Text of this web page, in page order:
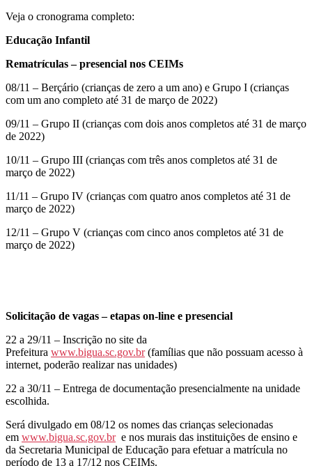
Veja o cronograma completo:
Educação Infantil
Rematrículas – presencial nos CEIMs
08/11 – Berçário (crianças de zero a um ano) e Grupo I (crianças
com um ano completo até 31 de março de 2022)
09/11 – Grupo II (crianças com dois anos completos até 31 de março
de 2022)
10/11 – Grupo III (crianças com três anos completos até 31 de
março de 2022)
11/11 – Grupo IV (crianças com quatro anos completos até 31 de
março de 2022)
12/11 – Grupo V (crianças com cinco anos completos até 31 de
março de 2022)
Solicitação de vagas – etapas on-line e presencial
22 a 29/11 – Inscrição no site da
Prefeitura www.bigua.sc.gov.br(famílias que não possuam acesso à
internet, poderão realizar nas unidades)
22 a 30/11 – Entrega de documentação presencialmente na unidade
escolhida.
Será divulgado em 08/12 os nomes das crianças selecionadas
em www.bigua.sc.gov.bre nos murais das instituições de ensino e
da Secretaria Municipal de Educação para efetuar a matrícula no
período de 13 a 17/12 nos CEIMs.